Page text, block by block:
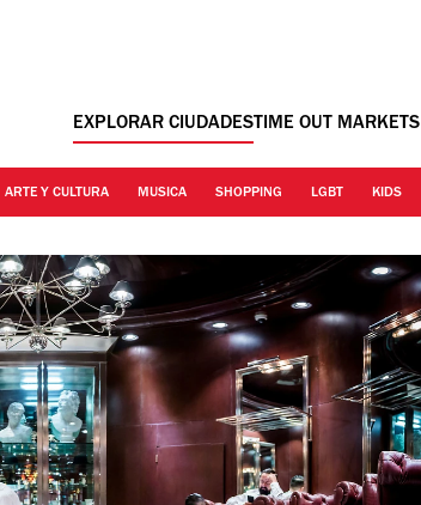
EXPLORAR CIUDADESTIME OUT MARKETS
ARTE Y CULTURA MUSICA SHOPPING LGBT KIDS